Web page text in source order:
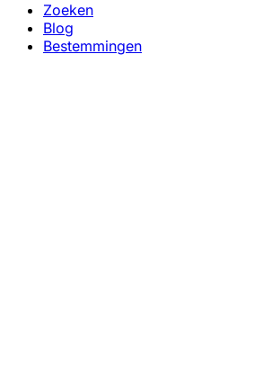
Zoeken
Blog
Bestemmingen